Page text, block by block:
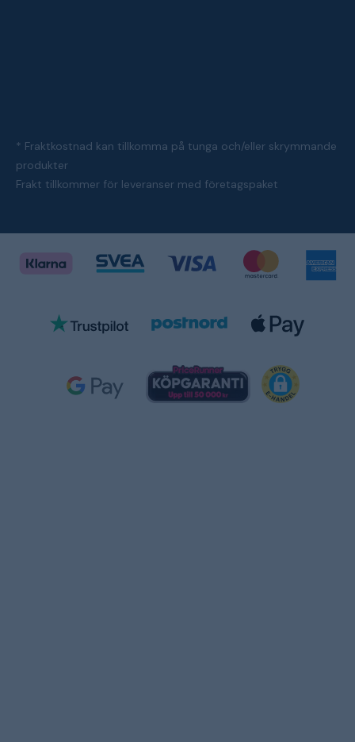
* Fraktkostnad kan tillkomma på tunga och/eller skrymmande
produkter
Frakt tillkommer för leveranser med företagspaket